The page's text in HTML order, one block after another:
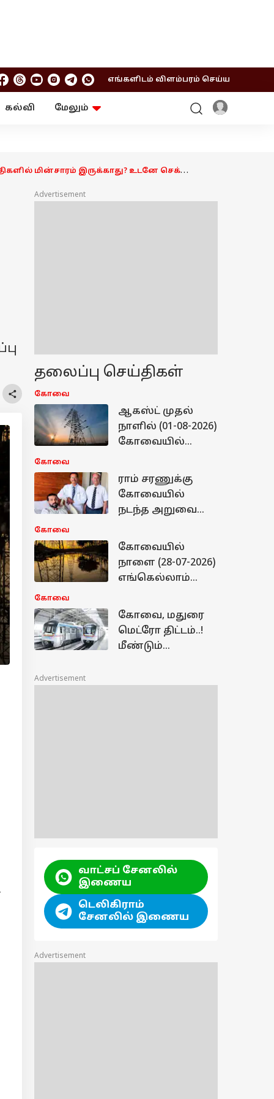
எங்களிடம் விளம்பரம் செய்ய
கல்வி
மேலும்
மின்சாரம் இருக்காது? உடனே செக்
Advertisement
தலைப்பு செய்திகள்
கோவை
ஆகஸ்ட் முதல்
நாளில் (01-08-2026)
கோவையில்
கரண்ட் கட் ஆகும் -
மின்வாரியம்
வெளியிட்ட லிஸ்ட்
கோவை
ராம் சரணுக்கு
கோவையில்
நடந்த அறுவை
மருத்துவமனை
யை தேர்வு
செய்தது ஏன்?
கோவை
கோவையில்
நாளை (28-07-2026)
எங்கெல்லாம்
மின்வாரியம்
வெளியிட்ட லிஸ்ட்
கோவை
கோவை, மதுரை
மெட்ரோ திட்டம்..!
மீண்டும்
Advertisement
வாட்சப் சேனலில்
இணைய
டெலிகிராம்
சேனலில் இணைய
Advertisement